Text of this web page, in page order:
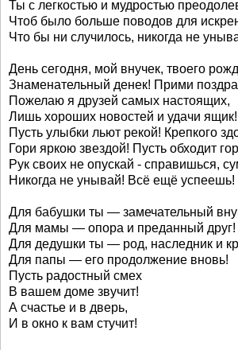
Ты с легкостью и мудростью
Чтоб было больше поводов для
Что бы ни случилось, никогда не
День сегодня, мой внучек, твоего
Знаменательный денек! Прими
Пожелаю я друзей самых настоящих,
Лишь хороших новостей и удачи ящик!
Пусть улыбки льют рекой! Крепкого
Гори яркою звездой! Пусть обходит
Рук своих не опускай - справишься,
Никогда не унывай! Всё ещё успеешь!
Для бабушки ты — замечательный
Для мамы — опора и преданный друг!
Для дедушки ты — род, наследник и
Для папы — его продолжение вновь!
Пусть радостный смех
В вашем доме звучит!
А счастье и в дверь,
И в окно к вам стучит!